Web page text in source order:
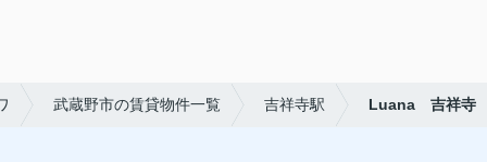
武蔵野市の賃貸物件一覧 吉祥寺駅 Luana 吉祥寺